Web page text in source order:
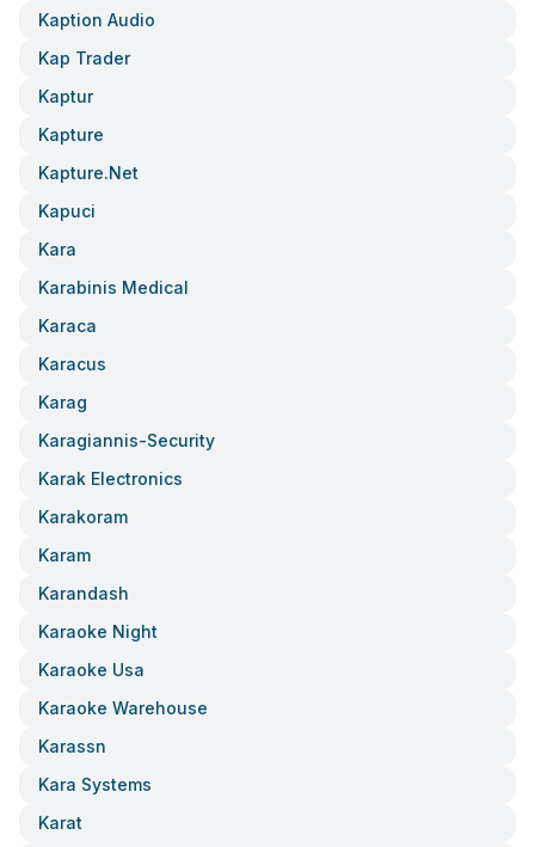
Kaption Audio
Kap Trader
Kaptur
Kapture
Kapture.net
Kapuci
Kara
Karabinis Medical
Karaca
Karacus
Karag
Karagiannis-Security
Karak Electronics
Karakoram
Karam
Karandash
Karaoke Night
Karaoke Usa
Karaoke Warehouse
Karassn
Kara Systems
Karat